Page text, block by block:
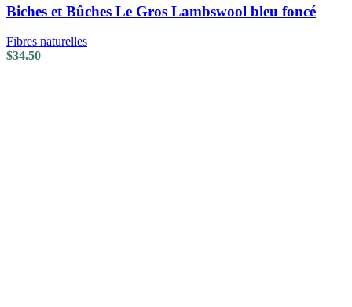
Biches et Bûches Le Gros Lambswool bleu foncé
Fibres naturelles
$34.50